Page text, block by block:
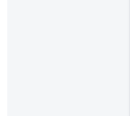
我可以直接联
可以,我们目录中